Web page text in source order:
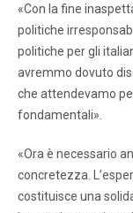
«Con la fine
politiche
politiche per gli
avremmo dovuto
che attendevamo
fondamentali».
«Ora è necessario
concretezza.
costituisce una